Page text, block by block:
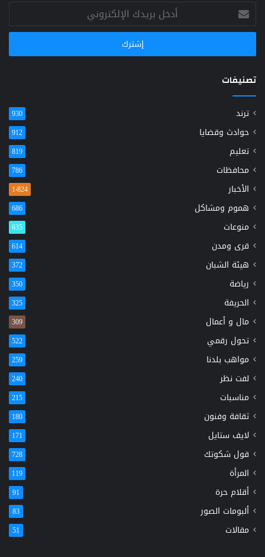
أدخل
بريدك
الإلكتروني
تصنيفات
ترند 930
حوادث وقضايا 912
تعليم 819
محافظات 786
الأخبار 1٬824
هموم ومشاكل 686
منوعات 635
قرى ومدن 614
هيئة الشبان 372
رياضة 350
الحريفة 325
مال و أعمال 309
تحول رقمي 522
مواهب بلدنا 259
لفت نظر 240
مناسبات 215
ثقافة وفنون 180
لايف ستايل 171
قول شكوتك 728
المرأة 119
أقلام حرة 91
ألبومات الصور 83
مقالات 51